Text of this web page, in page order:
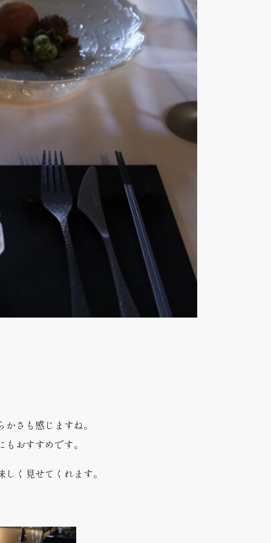
さも感じますね。
おすすめです。
く見せてくれます。